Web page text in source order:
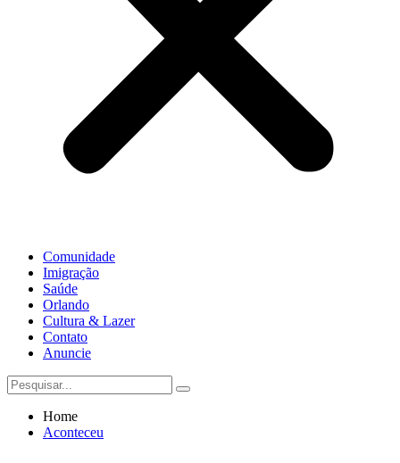
Comunidade
Imigração
Saúde
Orlando
Cultura & Lazer
Contato
Anuncie
Home
Aconteceu